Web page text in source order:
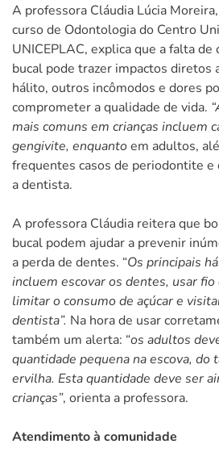
A professora Cláudia Lúcia
curso de Odontologia do Centro
UNICEPLAC, explica que a falta de
bucal pode trazer impactos diretos
hálito, outros incômodos e dores
comprometer a qualidade de vida.
mais comuns em crianças incluem
gengivite, enquantoem adultos,
frequentes casos de periodontite e
a dentista.
A professora Cláudia reitera que
bucal podem ajudar a prevenir
a perda de dentes. “Os principais
incluem escovar os dentes, usar
limitar o consumo de açúcar e
dentista”. Na hora de usar
também um alerta: “os adultos
quantidade pequena na escova, do
ervilha. Esta quantidade deve ser
crianças”, orienta a professora.
Atendimento à comunidade